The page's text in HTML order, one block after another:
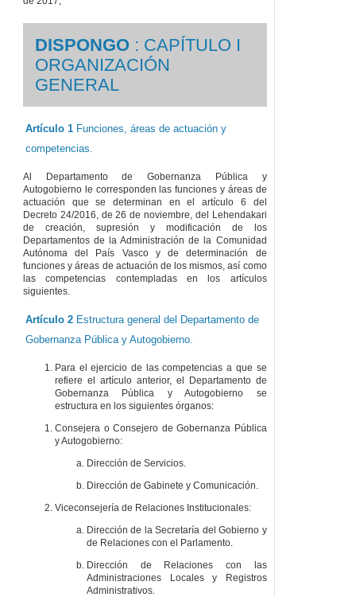
DISPONGO : CAPÍTULO I
ORGANIZACIÓN
GENERAL
Artículo 1 Funciones, áreas de actuación y
competencias.
Al Departamento de Gobernanza Pública y
Autogobierno le corresponden las funciones y áreas de
actuación que se determinan en el artículo 6 del
Decreto 24/2016, de 26 de noviembre, del Lehendakari
de creación, supresión y modificación de los
Departamentos de la Administración de la Comunidad
Autónoma del País Vasco y de determinación de
funciones y áreas de actuación de los mismos, así como
las competencias contempladas en los artículos
siguientes.
Artículo 2 Estructura general del Departamento de
Gobernanza Pública y Autogobierno.
Para el ejercicio de las competencias a que se
refiere el artículo anterior, el Departamento de
Gobernanza Pública y Autogobierno se
estructura en los siguientes órganos:
Consejera o Consejero de Gobernanza Pública
y Autogobierno:
Dirección de Servicios.
Dirección de Gabinete y Comunicación.
Viceconsejería de Relaciones Institucionales:
Dirección de la Secretaría del Gobierno y
de Relaciones con el Parlamento.
Dirección de Relaciones con las
Administraciones Locales y Registros
Administrativos.